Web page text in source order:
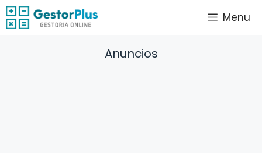
Saltar
al
Menu
Anuncios